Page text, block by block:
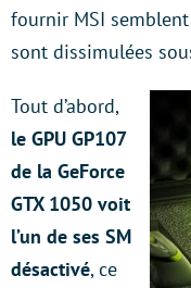
fournir MSI
sont dissimulées
Tout d’abord,
le GPU GP107
de la GeForce
GTX 1050 voit
l’un de ses SM
désactivé, ce